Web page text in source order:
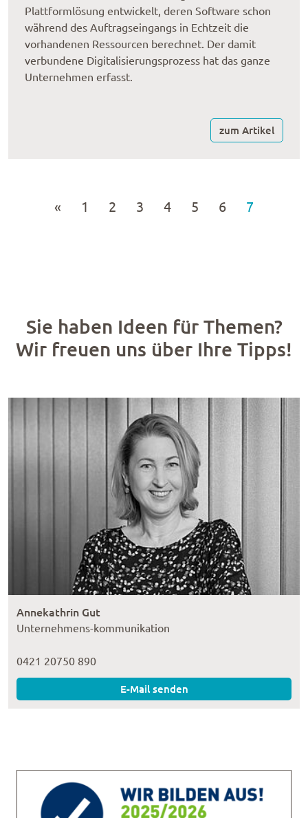
Plattformlösung entwickelt, deren Software schon
während des Auftragseingangs in Echtzeit die
vorhandenen Ressourcen berechnet. Der damit
verbundene Digitalisierungsprozess hat das ganze
Unternehmen erfasst.
zum Artikel
« 1 2 3 4 5 6 7
Sie haben Ideen für Themen?
Wir freuen uns über Ihre Tipps!
Annekathrin Gut
Unternehmens-kommunikation
0421 20750 890
E-Mail senden